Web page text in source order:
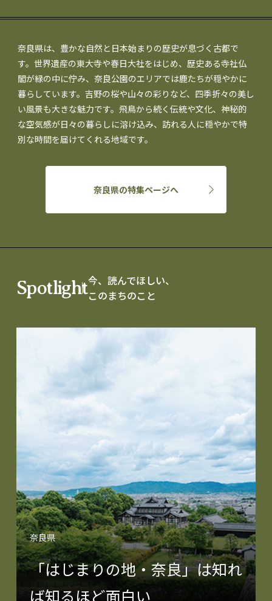
奈良県は、豊かな自然と日本始まりの歴史が息づく古都で
す。世界遺産の東大寺や春日大社をはじめ、歴史ある寺社仏
閣が緑の中に佇み、奈良公園のエリアでは鹿たちが穏やかに
暮らしています。吉野の桜や山々の彩りなど、四季折々の美し
い風景も大きな魅力です。飛鳥から続く伝統や文化、神秘的
な空気感が日々の暮らしに溶け込み、訪れる人に穏やかで特
別な時間を届けてくれる地域です。
奈良県の特集ページへ
Spotlight今、読んでほしい、
このまちのこと
奈良県
「はじまりの地・奈良」は知れ
ば知るほど面白い